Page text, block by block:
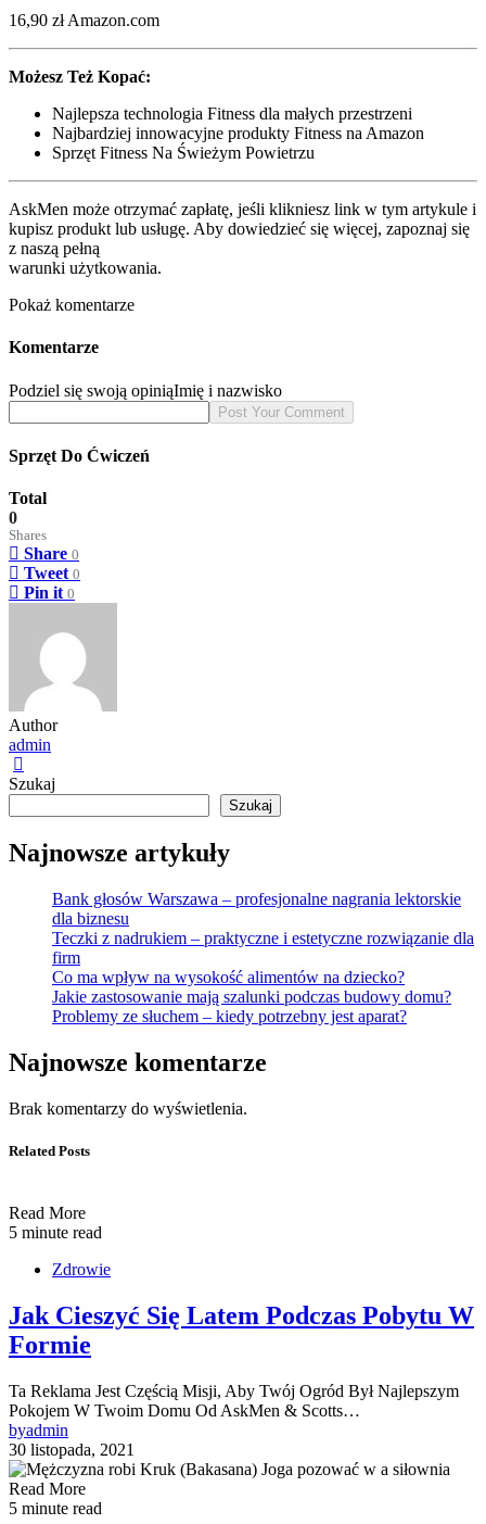
16,90 zł Amazon.com
Możesz Też Kopać:
Najlepsza technologia Fitness dla małych przestrzeni
Najbardziej innowacyjne produkty Fitness na Amazon
Sprzęt Fitness Na Świeżym Powietrzu
AskMen może otrzymać zapłatę, jeśli klikniesz link w tym artykule i
kupisz produkt lub usługę. Aby dowiedzieć się więcej, zapoznaj się
z naszą pełną
warunki użytkowania.
Pokaż komentarze
Komentarze
Podziel się swoją opiniąImię i nazwisko
Sprzęt Do Ćwiczeń
Total
0
Shares
Share 0
Tweet 0
Pin it 0
Author
admin
Szukaj
Szukaj
Najnowsze artykuły
Bank głosów Warszawa – profesjonalne nagrania lektorskie
dla biznesu
Teczki z nadrukiem – praktyczne i estetyczne rozwiązanie dla
firm
Co ma wpływ na wysokość alimentów na dziecko?
Jakie zastosowanie mają szalunki podczas budowy domu?
Problemy ze słuchem – kiedy potrzebny jest aparat?
Najnowsze komentarze
Brak komentarzy do wyświetlenia.
Related Posts
Read More
5 minute read
Zdrowie
Jak Cieszyć Się Latem Podczas Pobytu W
Formie
Ta Reklama Jest Częścią Misji, Aby Twój Ogród Był Najlepszym
Pokojem W Twoim Domu Od AskMen & Scotts…
byadmin
30 listopada, 2021
Read More
5 minute read